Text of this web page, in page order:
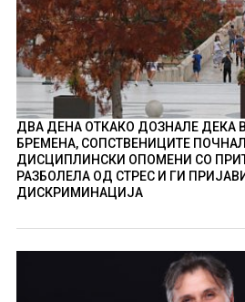
ДВА ДЕНА ОТКАКО ДОЗНАЛЕ ДЕКА
БРЕМЕНА, СОПСТВЕНИЦИТЕ
ДИСЦИПЛИНСКИ ОПОМЕНИ СО
РАЗБОЛЕЛА ОД СТРЕС И ГИ
ДИСКРИМИНАЦИЈА